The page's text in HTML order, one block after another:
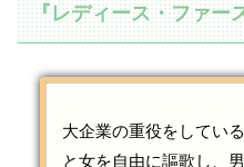
『レディース・ファー
大企業の重役をしてい
と女を自由に謳歌し、